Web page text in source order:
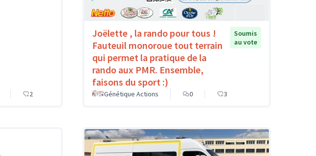
2
Joëlette , la rando pour tous !
Fauteuil monoroue tout terrain
qui permet la pratique de la
rando aux PMR. Ensemble,
faisons du sport :)
Soumis
au vote
Génétique Actions 0 3